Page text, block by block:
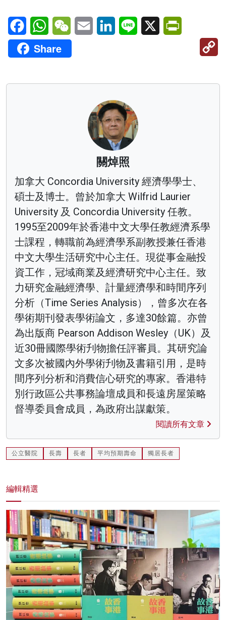
FacebookWhatsAppWeChatEmail LinkedInLine X
Share
關焯照
加拿大 Concordia University 經濟學學士、
碩士及博士。曾於加拿大 Wilfrid Laurier
University 及 Concordia University 任教。
1995至2009年於香港中文大學任教經濟系學
士課程，轉職前為經濟學系副教授兼任香港
中文大學生活研究中心主任。現從事金融投
資工作，冠域商業及經濟研究中心主任。致
力研究金融經濟學、計量經濟學和時間序列
分析（Time Series Analysis），曾多次在各
學術期刊發表學術論文，多達30餘篇。亦曾
為出版商 Pearson Addison Wesley（UK）及
近30冊國際學術刋物擔任評審員。其研究論
文多次被國內外學術刋物及書籍引用，是時
間序列分析和消費信心研究的專家。香港特
別行政區公共事務論壇成員和長遠房屋策略
督導委員會成員，為政府出謀獻策。
閱讀所有文章
公立醫院 長壽 長者 平均預期壽命 獨居長者
編輯精選